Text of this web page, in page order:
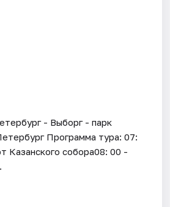
- Выборг - парк
Программа тура: 07:
Казанского собора08: 00 -